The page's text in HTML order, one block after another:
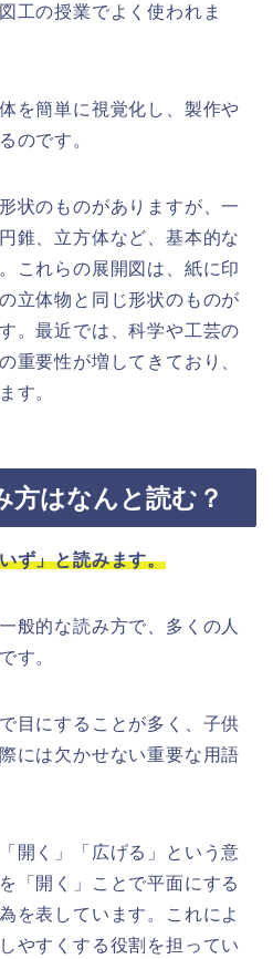
工の授業でよく使われま
を簡単に視覚化し、製作や
のです。
状のものがありますが、一
錐、立方体など、基本的な
これらの展開図は、紙に印
立体物と同じ形状のものが
。最近では、科学や工芸の
重要性が増してきており、
す。
方はなんと読む？
ず」と読みます。
般的な読み方で、多くの人
す。
目にすることが多く、子供
には欠かせない重要な用語
開く」「広げる」という意
「開く」ことで平面にする
を表しています。これによ
やすくする役割を担ってい